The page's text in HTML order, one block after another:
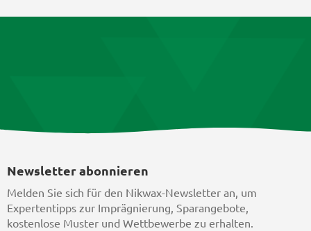
Newsletter abonnieren
Melden Sie sich für den Nikwax-Newsletter an, um
Expertentipps zur Imprägnierung, Sparangebote,
kostenlose Muster und Wettbewerbe zu erhalten.